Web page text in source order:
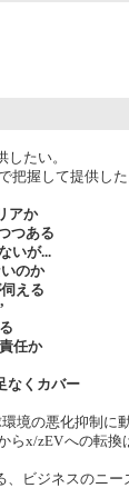
たい。
把握して提供した
アか
つある
いが...
のか
える
任か
なくカバー
境の悪化抑制に
らx/zEVへの転
ビジネスのニ